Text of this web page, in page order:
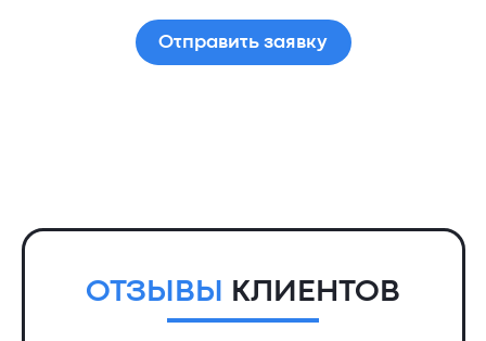
Отправить заявку
ОТЗЫВЫ КЛИЕНТОВ